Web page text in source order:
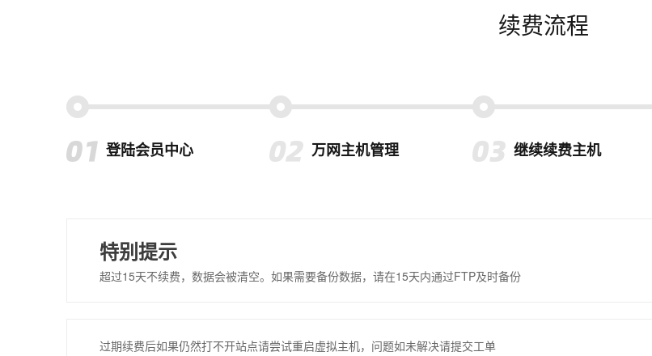
续费流程
登陆会员中心 万网主机管理 继续续费主机
特别提示
超过15天不续费，数据会被清空。如果需要备份数据，请在15天内通过FTP及时备份
过期续费后如果仍然打不开站点请尝试重启虚拟主机，问题如未解决请提交工单